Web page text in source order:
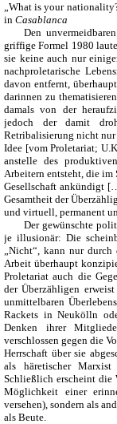
„What is your
in Casablanca
Den
griffige Formel 1980
sie keine auch nur
nachproletarische
davon entfernt,
darinnen zu
damals von der
jedoch der damit
Retribalisierung nicht nur
Idee [vom Proletariat;
anstelle des
Arbeitern entsteht, die im
Gesellschaft ankündigt
Gesamtheit der
und virtuell, permanent
Der gewünschte
je illusionär: Die
„Nicht“, kann nur
Arbeit überhaupt
Proletariat auch die
der Überzähligen
unmittelbaren
Rackets in Neukölln
Denken ihrer
verschlossen gegen die
Herrschaft über sie
als häretischer
Schließlich erscheint die
Möglichkeit einer
versehen), sondern als
als Beute.